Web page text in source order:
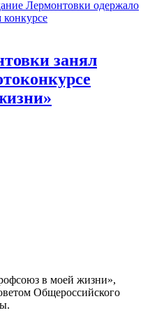
Лермонтовки одержало
конкурсе
занял
в моей жизни»,
Общероссийского